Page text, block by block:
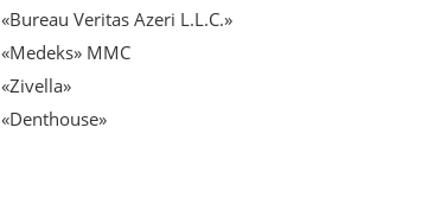
«Bureau Veritas Azeri L.L.C.»
«Medeks» MMC
«Zivella»
«Denthouse»